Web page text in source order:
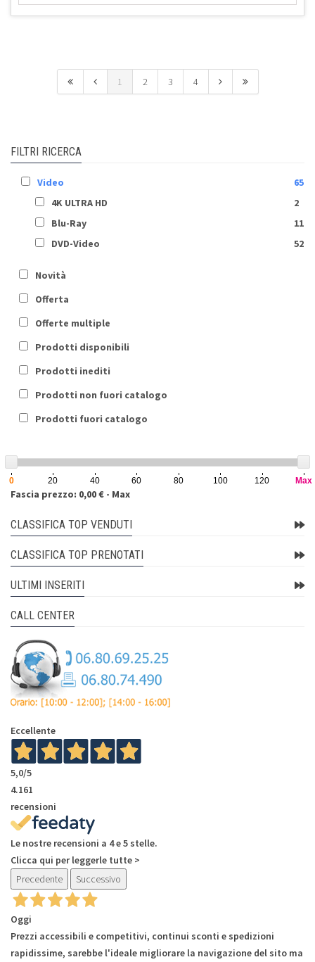
1 2 3 4
FILTRI RICERCA
Video
65
4K ULTRA HD
2
Blu-Ray
11
DVD-Video
52
Novità
Offerta
Offerte multiple
Prodotti disponibili
Prodotti inediti
Prodotti non fuori catalogo
Prodotti fuori catalogo
0 20 40 60 80 100 120 Max
Fascia prezzo: 0,00 € - Max
CLASSIFICA TOP VENDUTI
CLASSIFICA TOP PRENOTATI
ULTIMI INSERITI
CALL CENTER
Eccellente
5,0/5
4.161
recensioni
Le nostre recensioni a 4 e 5 stelle.
Clicca qui per leggerle tutte >
Precedente
Successivo
Oggi
Prezzi accessibili e competitivi, continui sconti e spedizioni
rapidissime, sarebbe l'ideale migliorare la navigazione del sito ma